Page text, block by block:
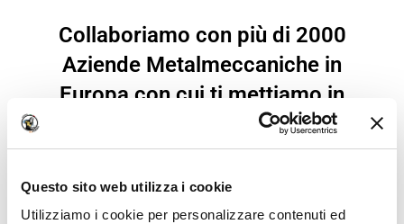
Questo sito web utilizza i cookie
Utilizziamo i cookie per personalizzare contenuti ed
Collaboriamo con più di 2000
Aziende Metalmeccaniche in
Europa con cui ti mettiamo in
contatto appena finisci il corso per
trovare subito lavoro.